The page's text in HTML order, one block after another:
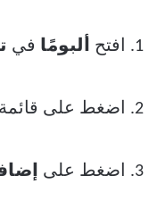
1. افتح ألبومًا في
2. اضغط على قائمة
3. اضغط على